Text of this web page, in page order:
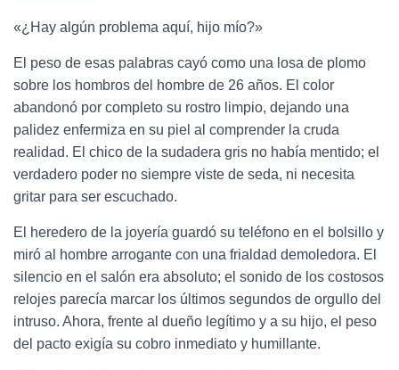
«¿Hay algún problema aquí, hijo mío?»
El peso de esas palabras cayó como una losa de plomo
sobre los hombros del hombre de 26 años. El color
abandonó por completo su rostro limpio, dejando una
palidez enfermiza en su piel al comprender la cruda
realidad. El chico de la sudadera gris no había mentido; el
verdadero poder no siempre viste de seda, ni necesita
gritar para ser escuchado.
El heredero de la joyería guardó su teléfono en el bolsillo y
miró al hombre arrogante con una frialdad demoledora. El
silencio en el salón era absoluto; el sonido de los costosos
relojes parecía marcar los últimos segundos de orgullo del
intruso. Ahora, frente al dueño legítimo y a su hijo, el peso
del pacto exigía su cobro inmediato y humillante.